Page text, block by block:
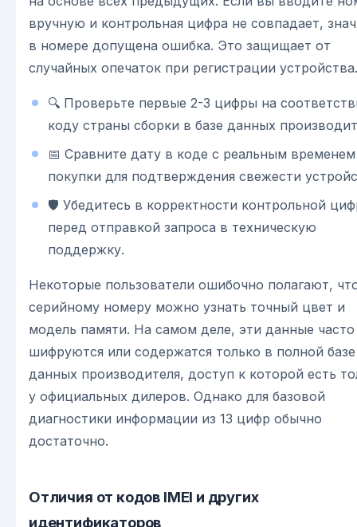
вручную и контрольная цифра не совпадает,
в номере допущена ошибка. Это защищает от
случайных опечаток при регистрации устройства.
🔍 Проверьте первые 2-3 цифры на
коду страны сборки в базе данных
📅 Сравните дату в коде с реальным временем
покупки для подтверждения свежести
🛡️ Убедитесь в корректности контрольной
перед отправкой запроса в техническую
поддержку.
Некоторые пользователи ошибочно полагают,
серийному номеру можно узнать точный цвет и
модель памяти. На самом деле, эти данные часто
шифруются или содержатся только в полной базе
данных производителя, доступ к которой есть
у официальных дилеров. Однако для базовой
диагностики информации из 13 цифр обычно
достаточно.
Отличия от кодов IMEI и других
идентификаторов